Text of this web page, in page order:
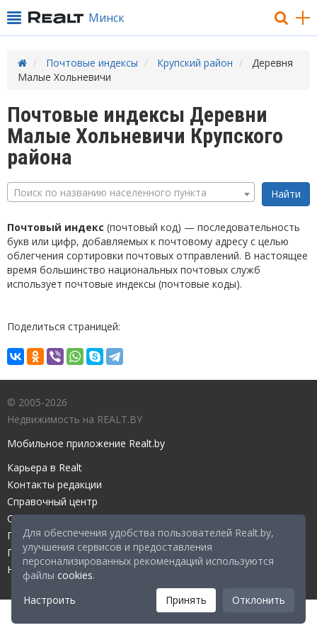
Для обеспечения удобства пользователей Realt.by,
улучшения сервисов и предоставления
персонализированных рекомендаций используются
файлы cookies.
Настроить
Принять Отклонить
Минск
Почтовые индексы Крупский район
Деревня
Малые Хольневичи
Почтовые индексы Деревни
Малые Хольневичи Крупского
района
Поиск по названию населенного пункта
Почтовый индекс (почтовый код) — последовательность
букв или цифр, добавляемых к почтовому адресу с целью
облегчения сортировки почтовых отправлений. В настоящее
время большинство национальных почтовых служб
использует почтовые индексы (почтовые коды).
Поделиться страницей:
© 2005-2026
Недвижимость на REALT.BY
Мобильное приложение Realt.by
Карьера в Realt
Контакты редакции
Справочный центр
Служба поддержки
Прейскурант
Правовые документы
Настройка файлов cookies